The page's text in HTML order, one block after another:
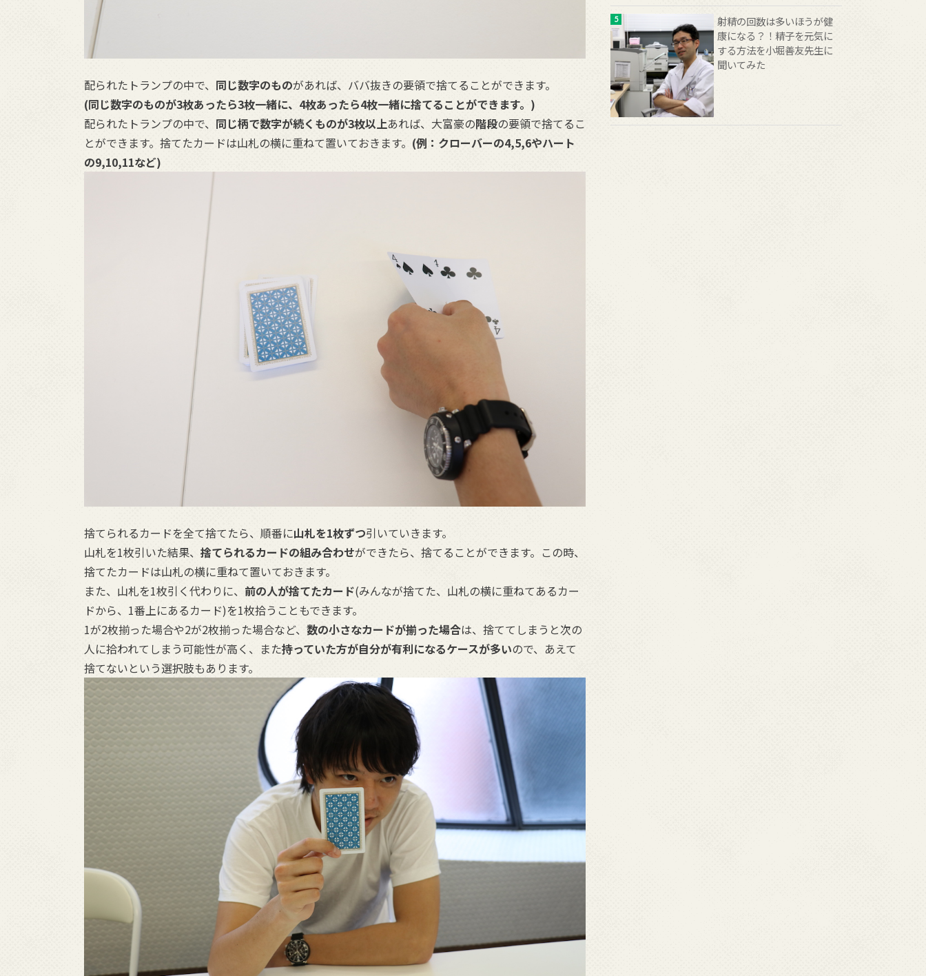
配られたトランプの中で、 同じ数字のものがあれば、ババ抜きの要領で捨てることができます。
(同じ数字のものが3枚あったら3枚一緒に、4枚あったら4枚一緒に捨てることができます。)
配られたトランプの中で、 同じ柄で数字が続くものが3枚以上あれば、大富豪の階段の要領で捨てるこ
とができます。捨てたカードは山札の横に重ねて置いておきます。 (例：クローバーの4,5,6やハート
の9,10,11など)
捨てられるカードを全て捨てたら、順番に山札を1枚ずつ引いていきます。
山札を1枚引いた結果、 捨てられるカードの組み合わせができたら、捨てることができます。この時、
捨てたカードは山札の横に重ねて置いておきます。
また、山札を1枚引く代わりに、 前の人が捨てたカード(みんなが捨てた、山札の横に重ねてあるカー
ドから、1番上にあるカード)を1枚拾うこともできます。
1が2枚揃った場合や2が2枚揃った場合など、 数の小さなカードが揃った場合は、捨ててしまうと次の
人に拾われてしまう可能性が高く、また持っていた方が自分が有利になるケースが多いので、あえて
捨てないという選択肢もあります。
射精の回数は多いほうが健
康になる？！精子を元気に
する方法を小堀善友先生に
聞いてみた